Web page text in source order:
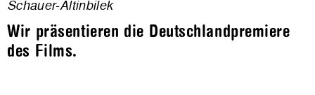
Schauer-Altinbilek
Wir präsentieren die Deutschlandpremiere
des Films.